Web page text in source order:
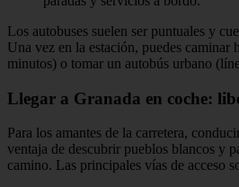
Los autobuses suelen ser puntuales y
Una vez en la estación, puedes caminar
minutos) o tomar un autobús urbano
Llegar a Granada en coche:
Para los amantes de la carretera,
ventaja de descubrir pueblos blancos y
camino. Las principales vías de acceso